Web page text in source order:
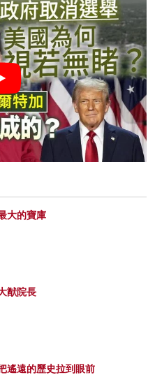
大的寶庫
猷院長
遙遠的歷史拉到眼前